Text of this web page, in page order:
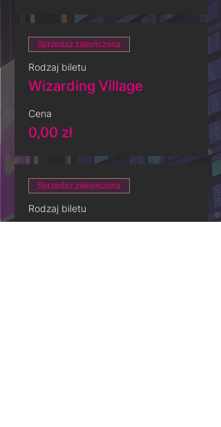
Sprzedaż zakończona
Rodzaj biletu
Wizarding Village
Cena
0,00 zł
Sprzedaż zakończona
Rodzaj biletu
Warhammer